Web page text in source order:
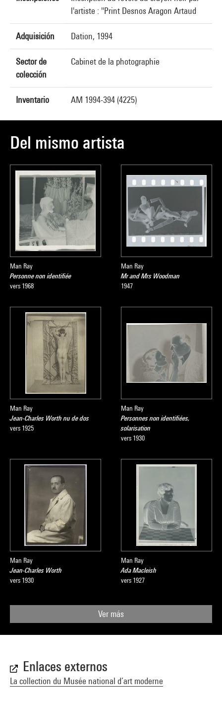
l'artiste : "Print Desnos Aragon Artaud
Adquisición Dation, 1994
Sector de
colección
Cabinet de la photographie
Inventario AM 1994-394 (4225)
Del mismo artista
Man Ray
Personne non identifiée
vers 1968
Man Ray
Mr and Mrs Woodman
1947
Man Ray
Jean-Charles Worth nu de dos
vers 1925
Man Ray
Personnes non identifiées,
solarisation
vers 1930
Man Ray
Jean-Charles Worth
vers 1930
Man Ray
Ada Macleish
vers 1927
Ver más
Enlaces externos
La collection du Musée national d’art moderne